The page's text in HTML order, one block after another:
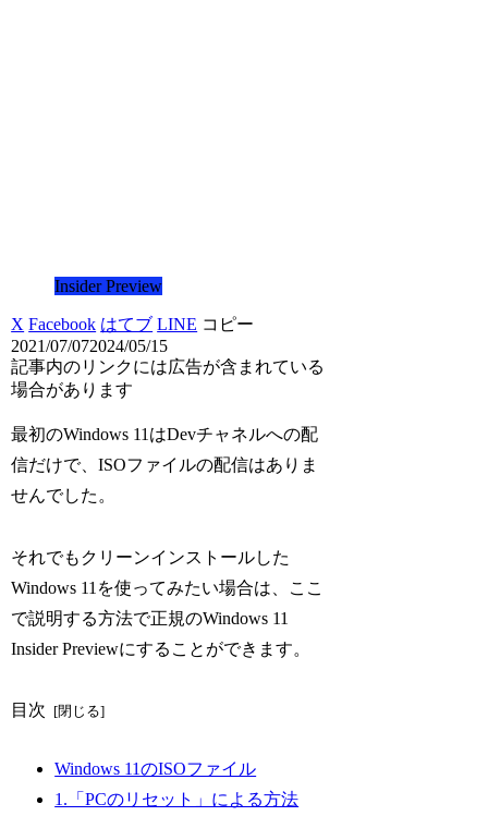
Insider Preview
X Facebook はてブ LINE コピー
2021/07/072024/05/15
記事内のリンクには広告が含まれている
場合があります
最初のWindows 11はDevチャネルへの配
信だけで、ISOファイルの配信はありま
せんでした。
それでもクリーンインストールした
Windows 11を使ってみたい場合は、ここ
で説明する方法で正規のWindows 11
Insider Previewにすることができます。
目次
Windows 11のISOファイル
1.「PCのリセット」による方法